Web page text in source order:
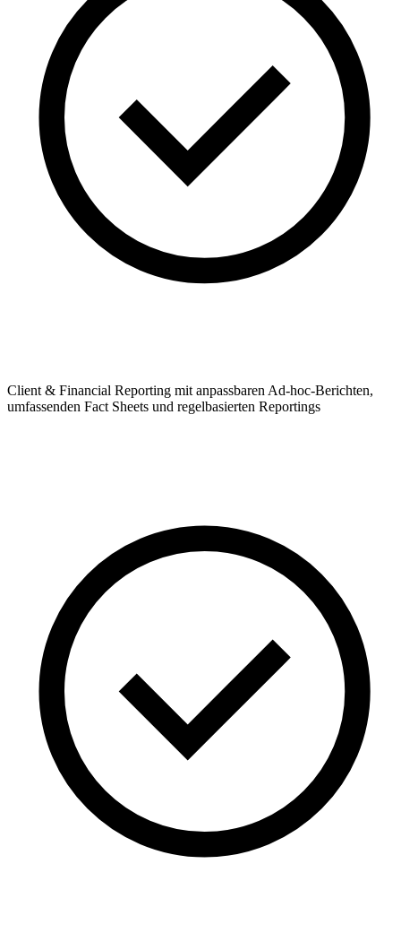
Client & Financial Reporting mit anpassbaren Ad-hoc-Berichten,
umfassenden Fact Sheets und regelbasierten Reportings